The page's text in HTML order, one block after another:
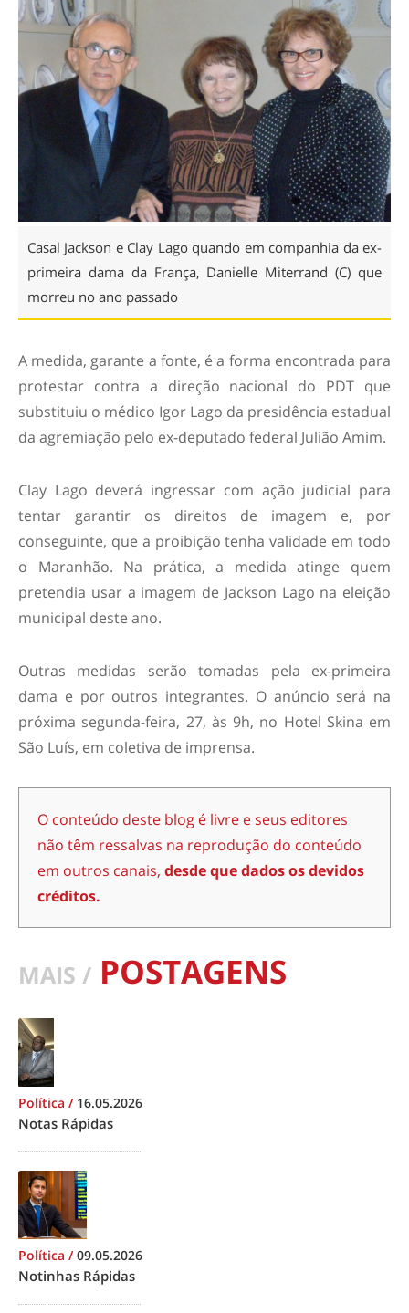
Casal Jackson e Clay Lago quando em companhia da ex-
primeira dama da França, Danielle Miterrand (C) que
morreu no ano passado
A medida, garante a fonte, é a forma encontrada para
protestar contra a direção nacional do PDT que
substituiu o médico Igor Lago da presidência estadual
da agremiação pelo ex-deputado federal Julião Amim.
Clay Lago deverá ingressar com ação judicial para
tentar garantir os direitos de imagem e, por
conseguinte, que a proibição tenha validade em todo
o Maranhão. Na prática, a medida atinge quem
pretendia usar a imagem de Jackson Lago na eleição
municipal deste ano.
Outras medidas serão tomadas pela ex-primeira
dama e por outros integrantes. O anúncio será na
próxima segunda-feira, 27, às 9h, no Hotel Skina em
São Luís, em coletiva de imprensa.
O conteúdo deste blog é livre e seus editores
não têm ressalvas na reprodução do conteúdo
em outros canais, desde que dados os devidos
créditos.
MAIS / POSTAGENS
Política / 16.05.2026
Notas Rápidas
Política /09.05.2026
Notinhas Rápidas